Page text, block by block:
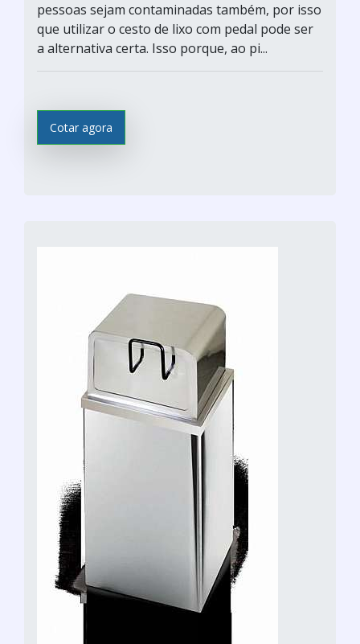
pessoas sejam contaminadas também, por isso
que utilizar o cesto de lixo com pedal pode ser
a alternativa certa. Isso porque, ao pi...
Cotar agora